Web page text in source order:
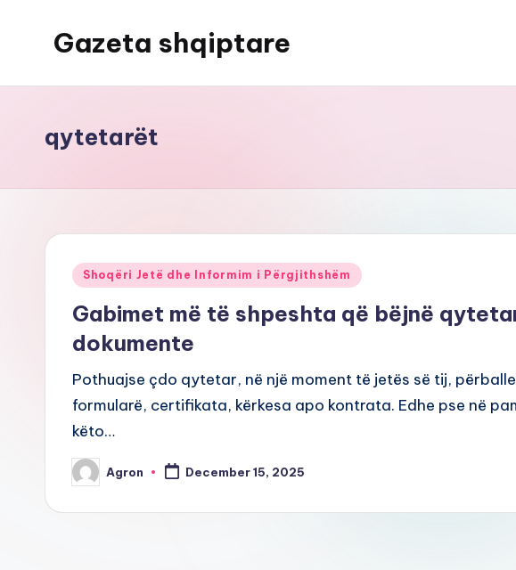
Gazeta shqiptare
qytetarët
Posted
Shoqëri Jetë dhe Informim i Përgjithshëm
Gabimet më të shpeshta që bëjnë
dokumente
Pothuajse çdo qytetar, në një moment të jetës së tij,
formularë, certifikata, kërkesa apo kontrata. Edhe pse në
këto…
Posted
by
Agron December 15, 2025